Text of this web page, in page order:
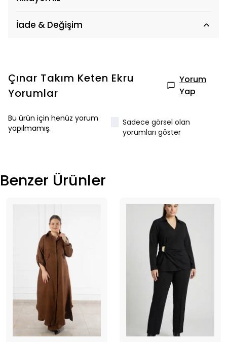
İade & Değişim
Çınar Takım Keten Ekru
Yorumlar
Yorum
Yap
Bu ürün için henüz yorum
yapılmamış.
Sadece görsel olan
yorumları göster
Benzer Ürünler